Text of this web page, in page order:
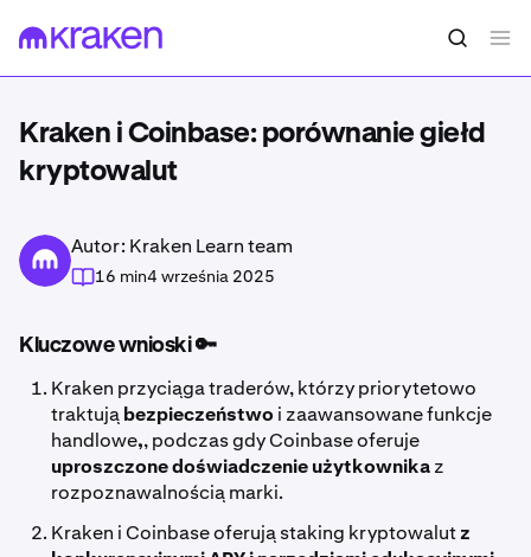
Kraken i Coinbase: porównanie giełd
kryptowalut
Autor: Kraken Learn team
16 min4 września 2025
Kluczowe wnioski 🔑
Kraken przyciąga traderów, którzy priorytetowo
traktująbezpieczeństwo i zaawansowane funkcje
handlowe,, podczas gdy Coinbase oferuje
uproszczone doświadczenie użytkownikaz
rozpoznawalnością marki.
Kraken i Coinbase oferują staking kryptowalutz